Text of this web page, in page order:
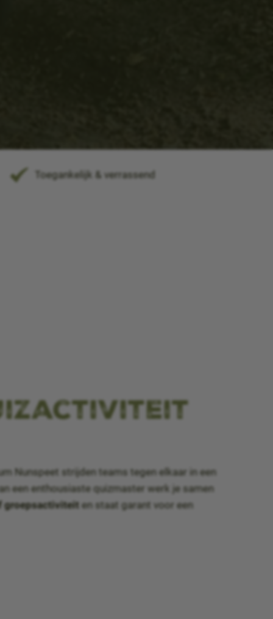
Toegankelijk & verrassend
Nunspeet strijden teams tegen elkaar in een
een enthousiaste quizmaster werk je samen
groepsactiviteiten staat garant voor een